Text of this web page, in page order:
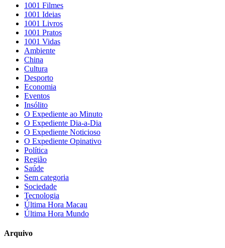
1001 Filmes
1001 Ideias
1001 Livros
1001 Pratos
1001 Vidas
Ambiente
China
Cultura
Desporto
Economia
Eventos
Insólito
O Expediente ao Minuto
O Expediente Dia-a-Dia
O Expediente Noticioso
O Expediente Opinativo
Política
Região
Saúde
Sem categoria
Sociedade
Tecnologia
Última Hora Macau
Última Hora Mundo
Arquivo